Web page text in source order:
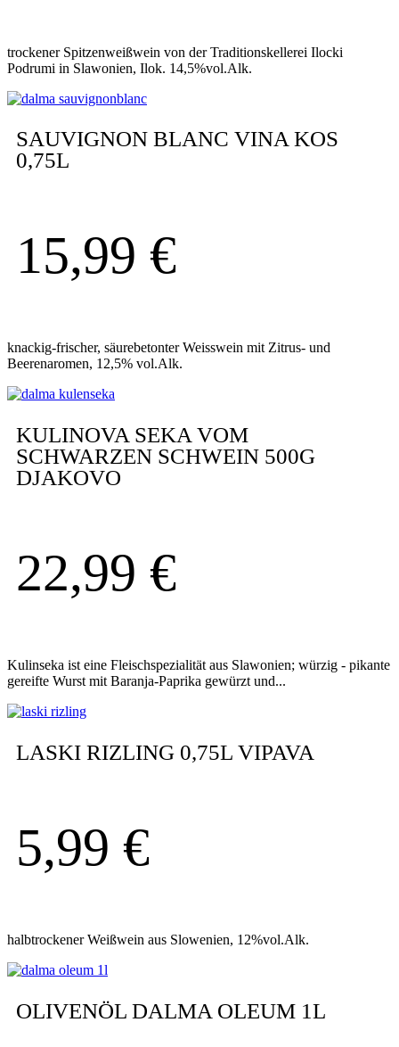
trockener Spitzenweißwein von der Traditionskellerei Ilocki
Podrumi in Slawonien, Ilok. 14,5%vol.Alk.
SAUVIGNON BLANC VINA KOS
0,75L
15,99 €
knackig-frischer, säurebetonter Weisswein mit Zitrus- und
Beerenaromen, 12,5% vol.Alk.
KULINOVA SEKA VOM
SCHWARZEN SCHWEIN 500G
DJAKOVO
22,99 €
Kulinseka ist eine Fleischspezialität aus Slawonien; würzig - pikante
gereifte Wurst mit Baranja-Paprika gewürzt und...
LASKI RIZLING 0,75L VIPAVA
5,99 €
halbtrockener Weißwein aus Slowenien, 12%vol.Alk.
OLIVENÖL DALMA OLEUM 1L